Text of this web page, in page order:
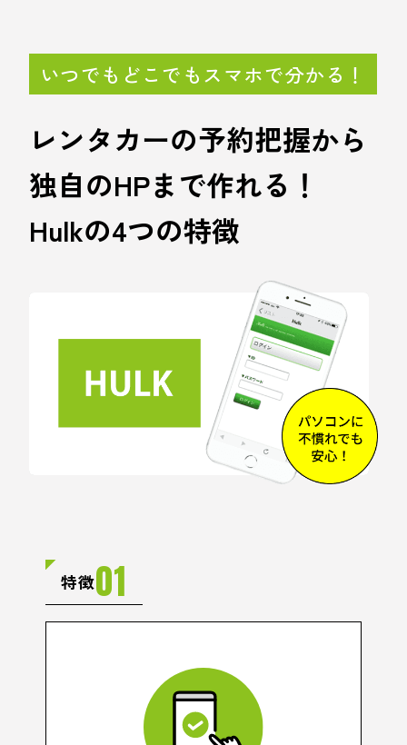
いつでもどこでもスマホで分かる！
レンタカーの予約把握から
独自のHPまで作れる！
Hulkの4つの特徴
特徴01